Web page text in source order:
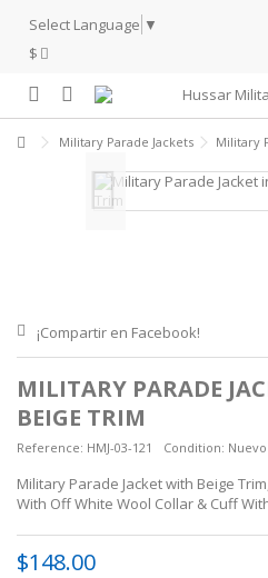
Select Language ▼
$
Military Parade Jackets Military
¡Compartir en Facebook!
MILITARY PARADE
BEIGE TRIM
Reference: HMJ-03-121 Condition: Nuevo
Military Parade Jacket with Beige
With Off White Wool Collar & Cuff
$148.00